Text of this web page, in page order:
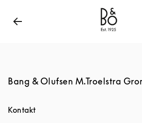
Bang & Olufsen -
Bang & Olufsen M.Troelstra
Kontakt